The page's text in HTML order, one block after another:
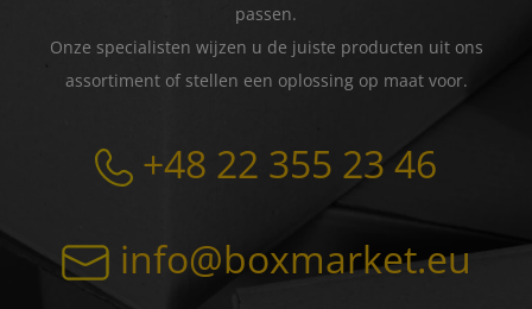
passen.
Onze specialisten wijzen u de juiste producten uit ons
assortiment of stellen een oplossing op maat voor.
+48 22 355 23 46
info@boxmarket.eu